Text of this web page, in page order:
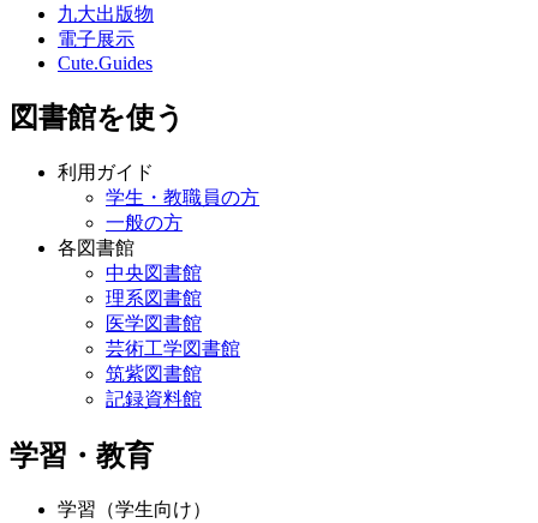
九大出版物
電子展示
Cute.Guides
図書館を使う
利用ガイド
学生・教職員の方
一般の方
各図書館
中央図書館
理系図書館
医学図書館
芸術工学図書館
筑紫図書館
記録資料館
学習・教育
学習（学生向け）